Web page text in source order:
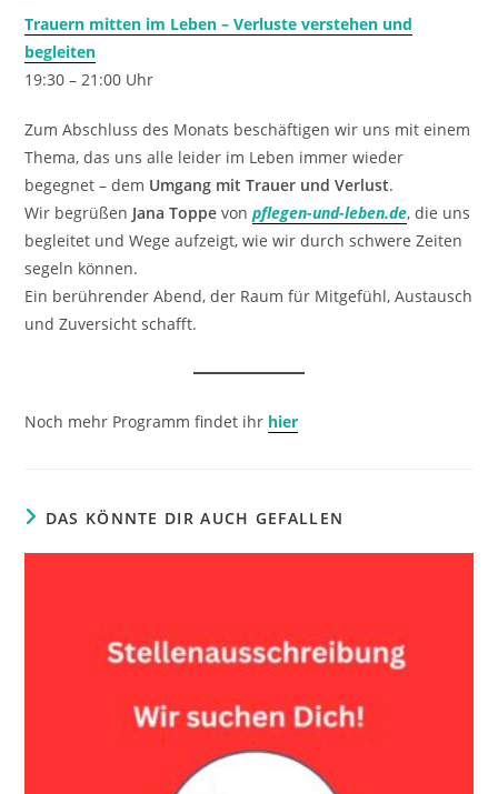
Trauern mitten im Leben – Verluste verstehen und
begleiten
19:30 – 21:00 Uhr
Zum Abschluss des Monats beschäftigen wir uns mit einem
Thema, das uns alle leider im Leben immer wieder
begegnet – dem Umgang mit Trauer und Verlust.
Wir begrüßen Jana Toppe vonpflegen-und-leben.de, die uns
begleitet und Wege aufzeigt, wie wir durch schwere Zeiten
segeln können.
Ein berührender Abend, der Raum für Mitgefühl, Austausch
und Zuversicht schafft.
Noch mehr Programm findet ihr hier
DAS KÖNNTE DIR AUCH GEFALLEN